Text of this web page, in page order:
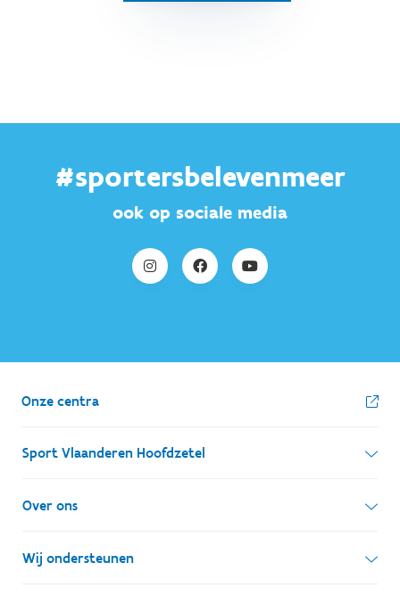
#sportersbelevenmeer
ook op sociale media
Onze centra
Sport Vlaanderen Hoofdzetel
Simon Bolivarlaan 17
1000 Brussel
Ondernemingsnummer: BE 0248.142.826
Over ons
Wie zijn we, wat doen we
Onze centra
Wij ondersteunen